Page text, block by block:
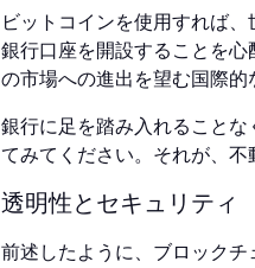
ビットコインを使用すれば
銀行口座を開設することを
の市場への進出を望む国際的
銀行に足を踏み入れること
てみてください。それが、不
透明性とセキュリティ
前述したように、ブロック